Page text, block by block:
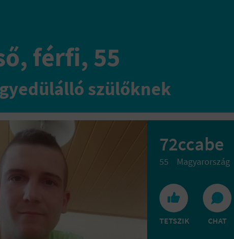
férfi, 55
szülőknek
72ccabe
55 Magyarország
TETSZIK CHAT